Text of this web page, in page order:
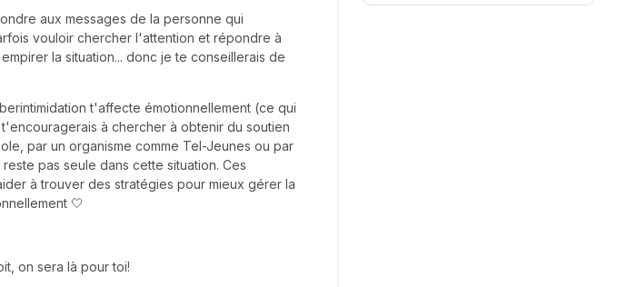
aux messages de la personne qui
vouloir chercher l'attention et répondre à
la situation... donc je te conseillerais de
t'affecte émotionnellement (ce qui
à chercher à obtenir du soutien
par un organisme comme Tel-Jeunes ou par
pas seule dans cette situation. Ces
à trouver des stratégies pour mieux gérer la
🤍
on sera là pour toi!